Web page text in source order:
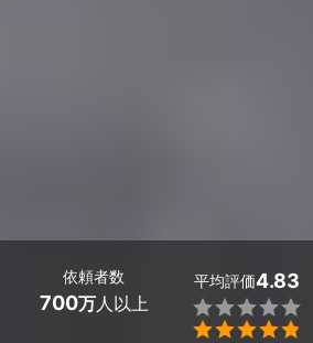
依頼者数
700万人以上
平均評価4.83

